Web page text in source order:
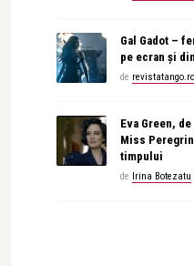
Gal Gadot –
pe ecran și
de
Eva Green,
Miss
timpului
de Irina Botezatu